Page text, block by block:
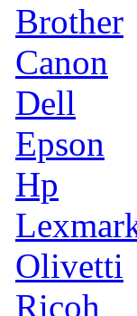
Brother
Canon
Dell
Epson
Hp
Olivetti
Ricoh